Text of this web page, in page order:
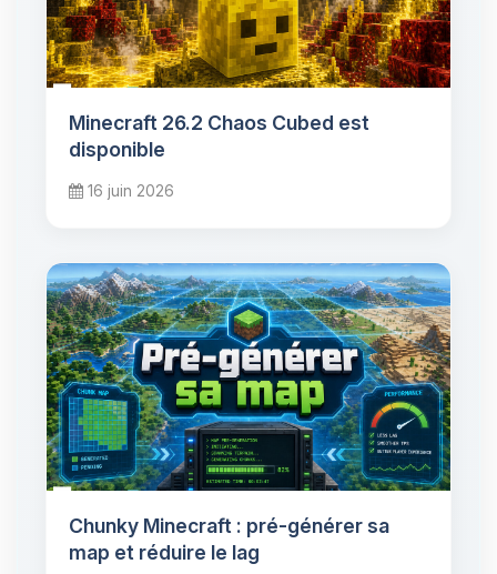
Minecraft 26.2 Chaos Cubed est
disponible
16 juin 2026
Chunky Minecraft : pré-générer sa
map et réduire le lag